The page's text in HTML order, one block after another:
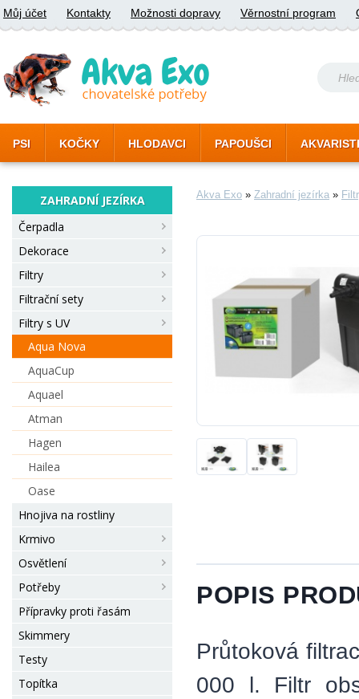
Můj účet Kontakty Možnosti dopravy Věrnostní program
PSI KOČKY HLODAVCI PAPOUŠCI
ZAHRADNÍ JEZÍRKA
Čerpadla
Dekorace
Filtry
Filtrační sety
Filtry s UV
Aqua Nova
AquaCup
Aquael
Atman
Hagen
Hailea
Oase
Hnojiva na rostliny
Krmivo
Osvětlení
Potřeby
Přípravky proti řasám
Skimmery
Testy
Topítka
Akva Exo » Zahradní jezírka »
POPIS
Průtoková
000 l. Filtr